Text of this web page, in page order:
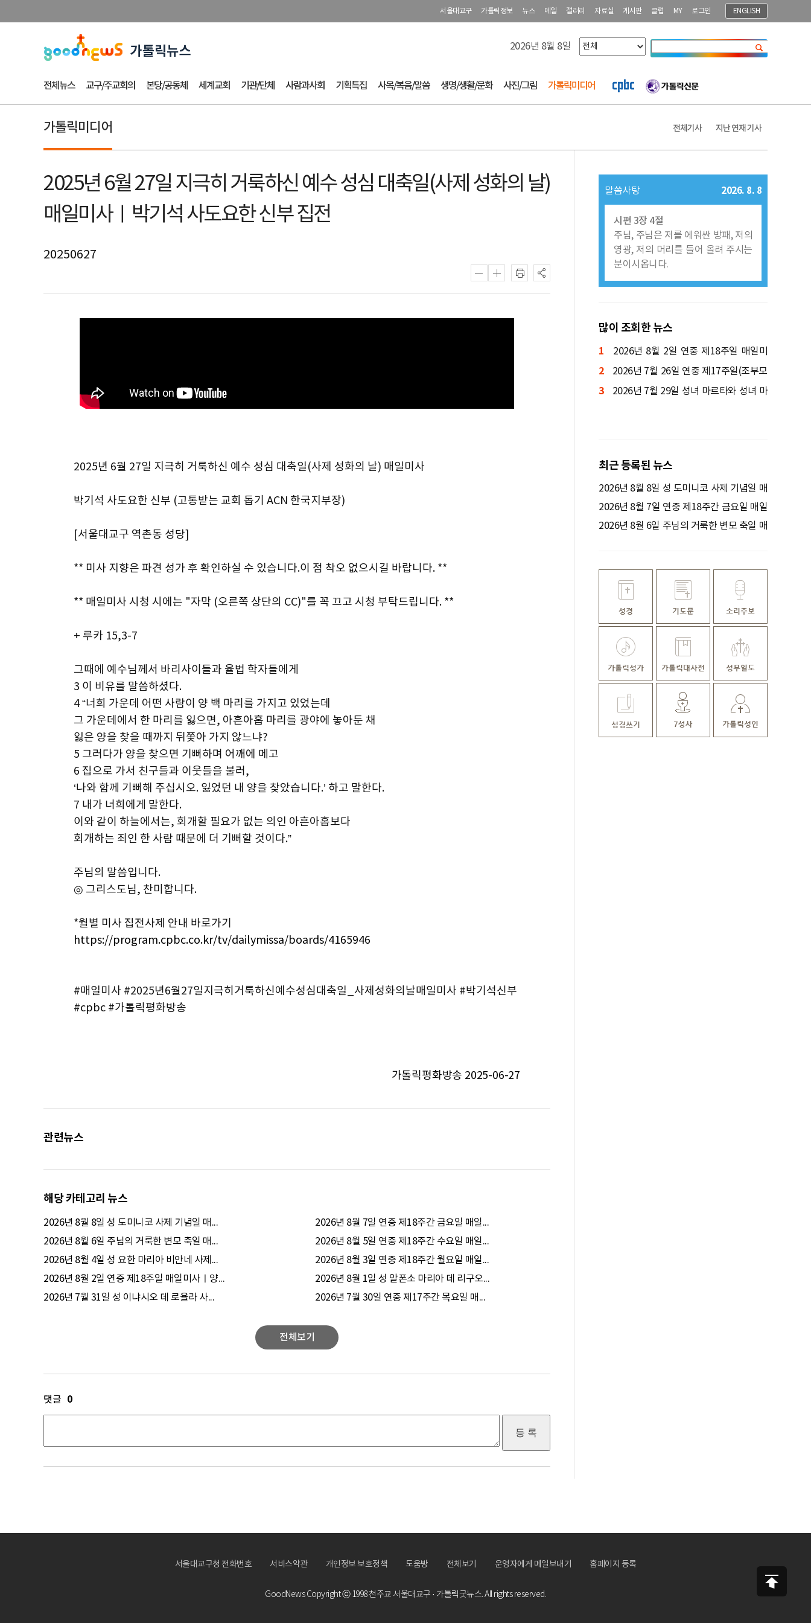
서울대교구 가톨릭정보 뉴스 메일 갤러리 자료실 게시판 클럽 MY 로그인 ENGLISH
2026년 8월 8일
전체뉴스 교구/주교회의 본당/공동체 세계교회 기관/단체 사람과사회 기획특집 사목/복음/말씀 생명/생활/문화 사진/그림 가톨릭미디어
가톨릭미디어 전체기사 지난 연재 기사
2025년 6월 27일 지극히 거룩하신 예수 성심 대축일(사제 성화의 날)
매일미사ㅣ박기석 사도요한 신부 집전
20250627
2025년 6월 27일 지극히 거룩하신 예수 성심 대축일(사제 성화의 날) 매일미사
박기석 사도요한 신부 (고통받는 교회 돕기 ACN 한국지부장)
[서울대교구 역촌동 성당]
** 미사 지향은 파견 성가 후 확인하실 수 있습니다.이 점 착오 없으시길 바랍니다. **
** 매일미사 시청 시에는 "자막 (오른쪽 상단의 CC)"를 꼭 끄고 시청 부탁드립니다. **
+ 루카 15,3-7
그때에 예수님께서 바리사이들과 율법 학자들에게
3 이 비유를 말씀하셨다.
4 “너희 가운데 어떤 사람이 양 백 마리를 가지고 있었는데
그 가운데에서 한 마리를 잃으면, 아흔아홉 마리를 광야에 놓아둔 채
잃은 양을 찾을 때까지 뒤쫓아 가지 않느냐?
5 그러다가 양을 찾으면 기뻐하며 어깨에 메고
6 집으로 가서 친구들과 이웃들을 불러,
‘나와 함께 기뻐해 주십시오. 잃었던 내 양을 찾았습니다.’ 하고 말한다.
7 내가 너희에게 말한다.
이와 같이 하늘에서는, 회개할 필요가 없는 의인 아흔아홉보다
회개하는 죄인 한 사람 때문에 더 기뻐할 것이다.”
주님의 말씀입니다.
◎ 그리스도님, 찬미합니다.
*월별 미사 집전사제 안내 바로가기
https://program.cpbc.co.kr/tv/dailymissa/boards/4165946
#매일미사 #2025년6월27일지극히거룩하신예수성심대축일_사제성화의날매일미사 #박기석신부
#cpbc #가톨릭평화방송
가톨릭평화방송 2025-06-27
관련뉴스
해당 카테고리 뉴스
2026년 8월 8일 성 도미니코 사제 기념일 매...
2026년 8월 7일 연중 제18주간 금요일 매일...
2026년 8월 6일 주님의 거룩한 변모 축일 매...
2026년 8월 5일 연중 제18주간 수요일 매일...
2026년 8월 4일 성 요한 마리아 비안네 사제...
2026년 8월 3일 연중 제18주간 월요일 매일...
2026년 8월 2일 연중 제18주일 매일미사ㅣ양...
2026년 8월 1일 성 알폰소 마리아 데 리구오...
2026년 7월 31일 성 이냐시오 데 로욜라 사...
2026년 7월 30일 연중 제17주간 목요일 매...
전체보기
댓글 0
말씀사탕 2026. 8. 8
시편 3장 4절
주님, 주님은 저를 에워싼 방패, 저의
영광, 저의 머리를 들어 올려 주시는
분이시옵니다.
많이 조회한 뉴스
1
2026년 8월 2일 연중 제18주일 매일미
사ㅣ양정진 세례자 요한 신부 집전
2
2026년 7월 26일 연중 제17주일(조부모
와 노인의 날) 매일미사ㅣ박규식 암브로시
3
2026년 7월 29일 성녀 마르타와 성녀 마
최근 등록된 뉴스
2026년 8월 8일 성 도미니코 사제 기념일 매
일미사ㅣ김윤욱 루카 신부 집전
2026년 8월 7일 연중 제18주간 금요일 매일
미사ㅣ정연우 스테파노 신부 집전
2026년 8월 6일 주님의 거룩한 변모 축일 매
서울대교구청 전화번호 서비스약관 개인정보 보호정책 도움방 전체보기 운영자에게 메일보내기 홈페이지 등록
GoodNews Copyright ⓒ 1998천주교 서울대교구 · 가톨릭굿뉴스.All rights reserved.